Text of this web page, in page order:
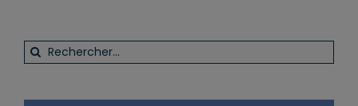
Rechercher: